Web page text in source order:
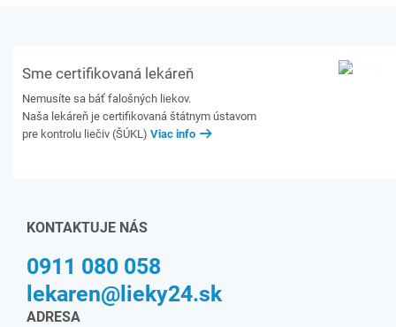
Sme certifikovaná lekáreň
Nemusíte sa báť falošných liekov.
Naša lekáreň je certifikovaná štátnym ústavom
pre kontrolu liečiv (ŠÚKL) Viac info
KONTAKTUJE NÁS
0911 080 058
lekaren@lieky24.sk
ADRESA